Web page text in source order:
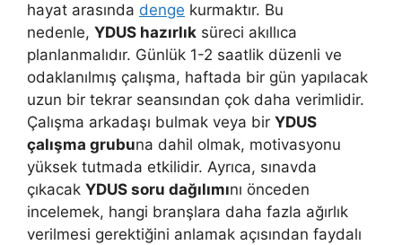
hayat arasında denge kurmaktır. Bu
nedenle, YDUS hazırlık süreci akıllıca
planlanmalıdır. Günlük 1-2 saatlik düzenli ve
odaklanılmış çalışma, haftada bir gün yapılacak
uzun bir tekrar seansından çok daha verimlidir.
Çalışma arkadaşı bulmak veya bir YDUS
çalışma grubuna dahil olmak, motivasyonu
yüksek tutmada etkilidir. Ayrıca, sınavda
çıkacak YDUS soru dağılımını önceden
incelemek, hangi branşlara daha fazla ağırlık
verilmesi gerektiğini anlamak açısından faydalı